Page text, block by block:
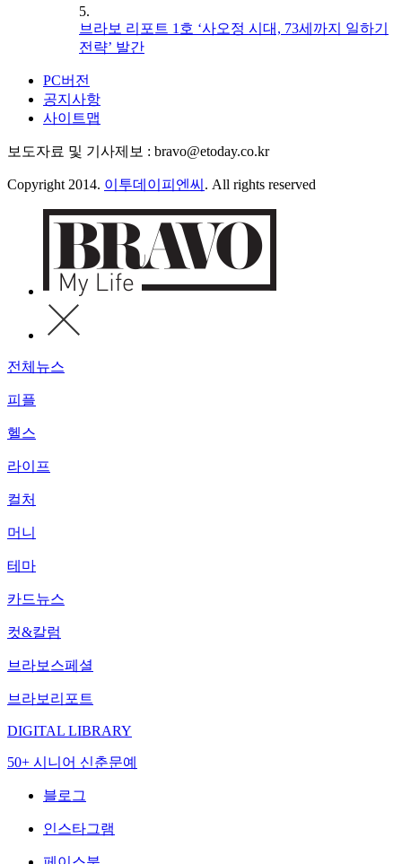
5.
브라보 리포트 1호 ‘사오정 시대, 73세까지 일하기
전략’ 발간
PC버전
공지사항
사이트맵
보도자료 및 기사제보 : bravo@etoday.co.kr
Copyright 2014. 이투데이피엔씨 . All rights reserved
전체뉴스
피플
헬스
라이프
컬처
머니
테마
카드뉴스
컷&칼럼
브라보스페셜
브라보리포트
DIGITAL LIBRARY
50+ 시니어 신춘문예
블로그
인스타그램